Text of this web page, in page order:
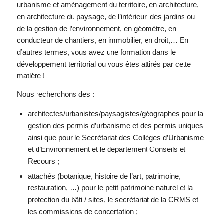
urbanisme et aménagement du territoire, en architecture,
en architecture du paysage, de l’intérieur, des jardins ou
de la gestion de l’environnement, en géomètre, en
conducteur de chantiers, en immobilier, en droit,… En
d’autres termes, vous avez une formation dans le
développement territorial ou vous êtes attirés par cette
matière !
Nous recherchons des :
architectes/urbanistes/paysagistes/géographes pour la
gestion des permis d’urbanisme et des permis uniques
ainsi que pour le Secrétariat des Collèges d’Urbanisme
et d’Environnement et le département Conseils et
Recours ;
attachés (botanique, histoire de l’art, patrimoine,
restauration, …) pour le petit patrimoine naturel et la
protection du bâti / sites, le secrétariat de la CRMS et
les commissions de concertation ;